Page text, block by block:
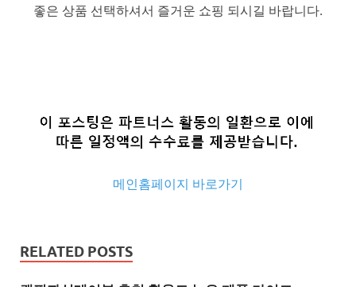
좋은 상품 선택하셔서 즐거운 쇼핑 되시길 바랍니다.
메인홈페이지 바로가기
사
RELATED POSTS